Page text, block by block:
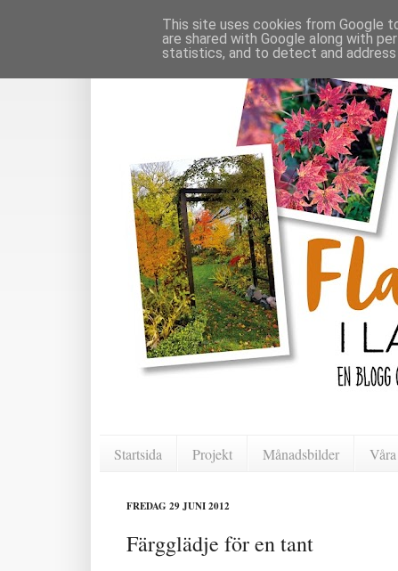
Startsida Projekt Månadsbilder
FREDAG 29 JUNI 2012
Färgglädje för en tant
This site uses cookies from Google
are shared with Google along with
statistics, and to detect and address